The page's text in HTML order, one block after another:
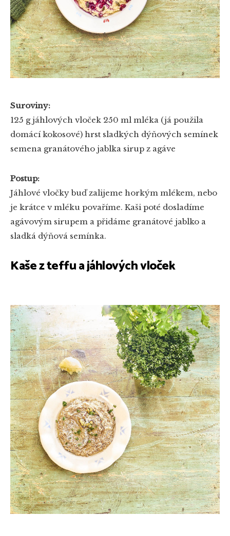
Suroviny:
125 g jáhlových vloček 250 ml mléka (já použila
domácí kokosové) hrst sladkých dýňových semínek
semena granátového jablka sirup z agáve
Postup:
Jáhlové vločky buď zalijeme horkým mlékem, nebo
je krátce v mléku povaříme. Kaši poté dosladíme
agávovým sirupem a přidáme granátové jablko a
sladká dýňová semínka.
Kaše z teffu a jáhlových vloček